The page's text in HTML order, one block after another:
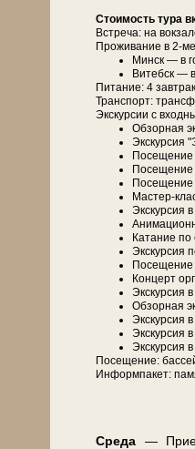
Сто­и­мость ту­ра
Встреча: на
Про­жи­ва­ние в 2-
Минск — в
Ви­тебск —
Питание: 4
Транс­порт:
Экскурсии с
Об­зор­ная
Экс­кур­сия
По­се­ще­ние
По­се­ще­ние
По­се­ще­ние
Мастер-
Экс­кур­сия
Ка­та­ние по
Экс­кур­сия
По­се­ще­ние
Концерт
Экс­кур­сия
Об­зор­ная
Экс­кур­сия
Экс­кур­сия
Экс­кур­сия
По­се­ще­ние:
Ин­форм­па­кет:
Сре­да —